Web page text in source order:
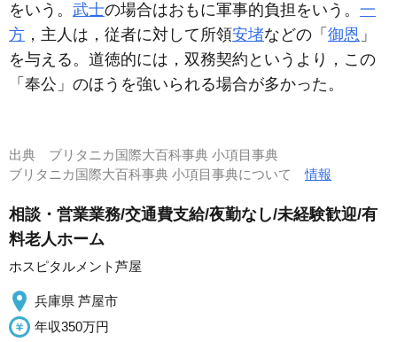
をいう。 武士の場合はおもに軍事的負担をいう。 一
方 ，主人は，従者に対して所領安堵などの「 御恩 」
を与える。道徳的には，双務契約というより，この
「奉公」のほうを強いられる場合が多かった。
出典 ブリタニカ国際大百科事典 小項目事典
ブリタニカ国際大百科事典 小項目事典について情報
相談・営業業務/交通費支給/夜勤なし/未経験歓迎/有
料老人ホーム
ホスピタルメント芦屋
兵庫県 芦屋市
年収350万円